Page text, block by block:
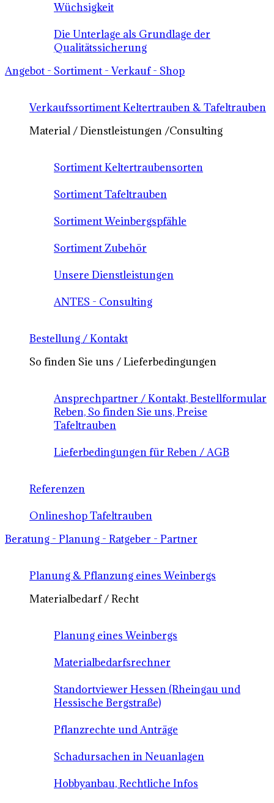
Wüchsigkeit
Die Unterlage als Grundlage der
Qualitätssicherung
Angebot - Sortiment - Verkauf - Shop
Verkaufssortiment Keltertrauben & Tafeltrauben
Material / Dienstleistungen /Consulting
Sortiment Keltertraubensorten
Sortiment Tafeltrauben
Sortiment Weinbergspfähle
Sortiment Zubehör
Unsere Dienstleistungen
ANTES - Consulting
Bestellung / Kontakt
So finden Sie uns / Lieferbedingungen
Ansprechpartner / Kontakt, Bestellformular
Reben, So finden Sie uns, Preise
Tafeltrauben
Lieferbedingungen für Reben / AGB
Referenzen
Onlineshop Tafeltrauben
Beratung - Planung - Ratgeber - Partner
Planung & Pflanzung eines Weinbergs
Materialbedarf / Recht
Planung eines Weinbergs
Materialbedarfsrechner
Standortviewer Hessen (Rheingau und
Hessische Bergstraße)
Pflanzrechte und Anträge
Schadursachen in Neuanlagen
Hobbyanbau, Rechtliche Infos